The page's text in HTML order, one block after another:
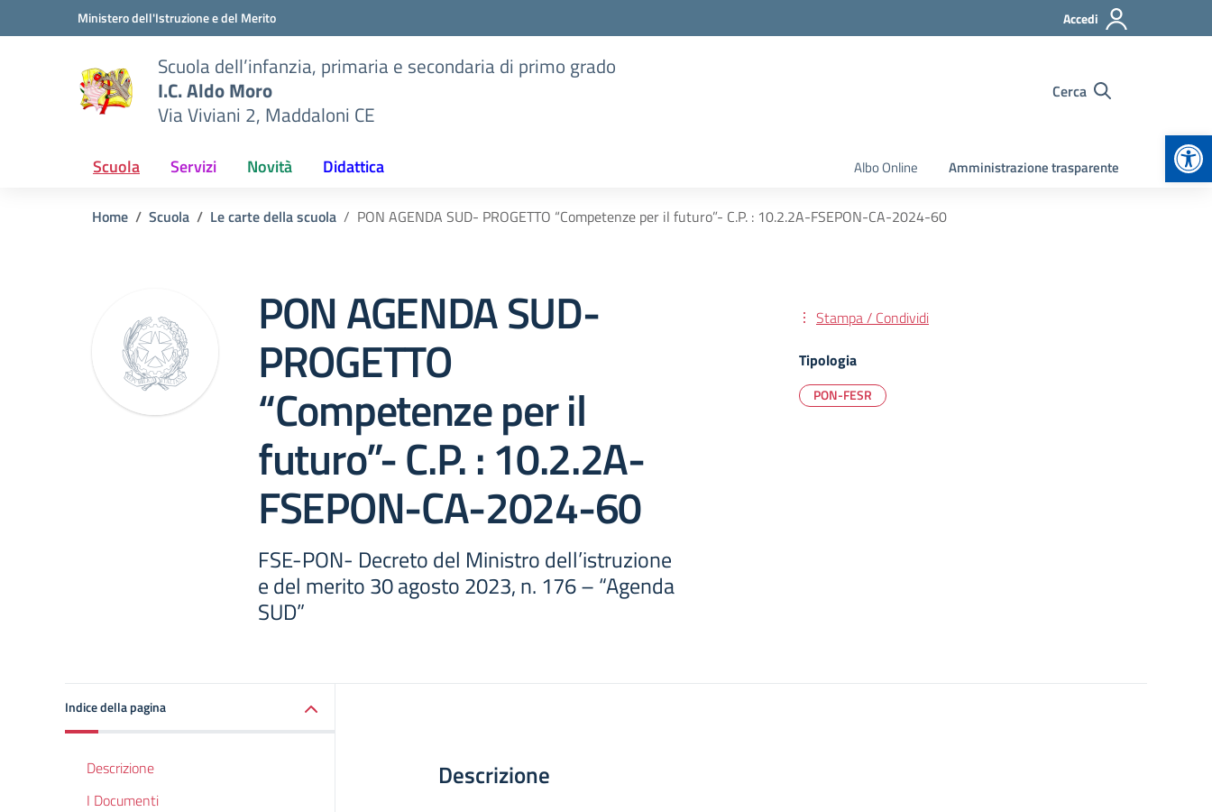
Vai ai contenuti
Vai al menu di navigazioneMinistero dell'Istruzione e del Merito Accedi
Scuola dell’infanzia, primaria e secondaria di primo grado
I.C. Aldo Moro
Via Viviani 2, Maddaloni CE
Cerca
Scuola Servizi Novità Didattica Albo Online Amministrazione trasparente
Home Scuola Le carte della scuola PON AGENDA SUD- PROGETTO “Competenze per il futuro”- C.P. : 10.2.2A-FSEPON-CA-2024-60
PON AGENDA SUD-
PROGETTO
“Competenze per il
futuro”- C.P. : 10.2.2A-
FSEPON-CA-2024-60
FSE-PON- Decreto del Ministro dell’istruzione
e del merito 30 agosto 2023, n. 176 – “Agenda
SUD”
Stampa / Condividi
Tipologia
PON-FESR
Indice della pagina
Descrizione
I Documenti
Descrizione